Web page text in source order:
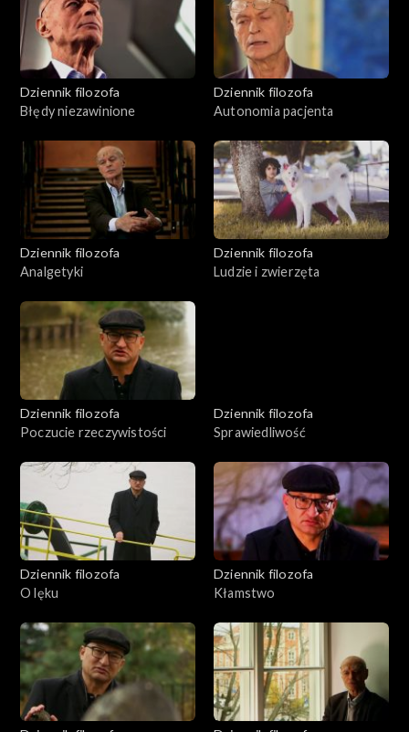
Dziennik filozofa
Błędy niezawinione
Dziennik filozofa
Autonomia pacjenta
Dziennik filozofa
Analgetyki
Dziennik filozofa
Ludzie i zwierzęta
Dziennik filozofa
Poczucie rzeczywistości
Dziennik filozofa
Sprawiedliwość
Dziennik filozofa
O lęku
Dziennik filozofa
Kłamstwo